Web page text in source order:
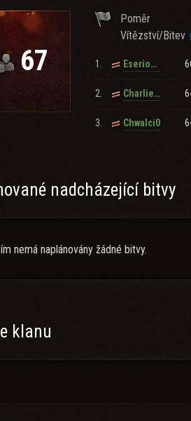
Requirements:
67
Poměr
Vítězství/Bitev
1. Eserious
2. Charliezeed
3. Chwalci0
nadcházející bitvy
nemá naplánovány žádné bitvy.
klanu